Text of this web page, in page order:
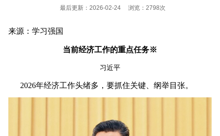
最后更新：2026-02-24 浏览：2798次
来源：学习强国
当前经济工作的重点任务※
习近平
2026年经济工作头绪多，要抓住关键、纲举目张。